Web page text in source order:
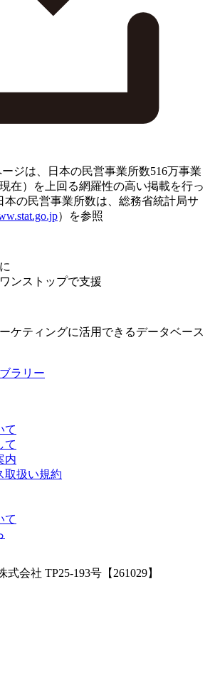
ジは、日本の民営事業所数516万事業
在）を上回る網羅性の高い掲載を行っ
本の民営事業所数は、総務省統計局サ
）を参照
ンストップで支援
ケティングに活用できるデータベース
て
て
内
取扱い規約
て
会社 TP25-193号【261029】